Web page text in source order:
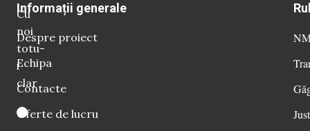
Cu
noi
totu-
i
clar
Informații generale
Despre proiect
Echipa
Contacte
Oferte de lucru